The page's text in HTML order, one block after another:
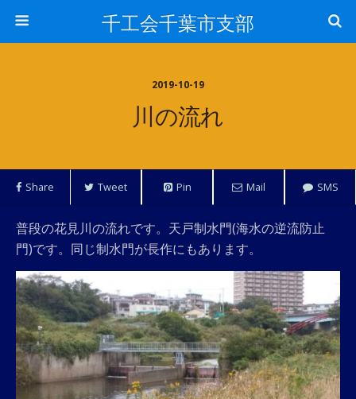
千工会千葉市支部
2019-10-19
川の流れ
Share Tweet Pin Mail SMS
普段の花見川の流れです。天戸制水門(海水の逆流防止
門)です。同じ制水門が長作にもあります。